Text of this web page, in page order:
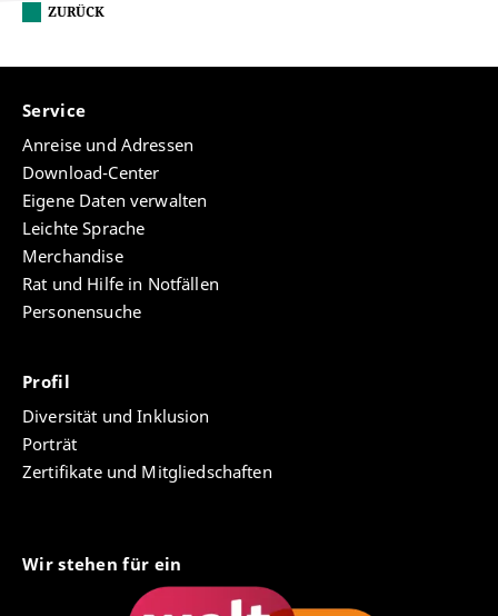
ZURÜCK
Service
Anreise und Adressen
Download-Center
Eigene Daten verwalten
Leichte Sprache
Merchandise
Rat und Hilfe in Notfällen
Personensuche
Profil
Diversität und Inklusion
Porträt
Zertifikate und Mitgliedschaften
Wir stehen für ein